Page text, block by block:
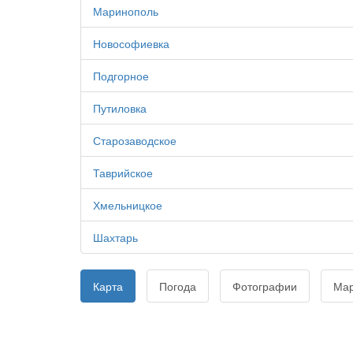
Маринополь
Новософиевка
Подгорное
Путиловка
Старозаводское
Таврийское
Хмельницкое
Шахтарь
Карта Погода Фотографии